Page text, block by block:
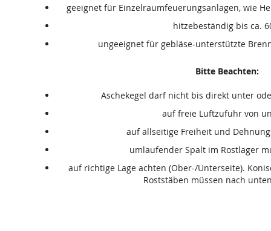
geeignet für Einzelraumfeuerungsanlagen, wie
hitzebeständig bis ca.
ungeeignet für gebläse-unterstützte
Bitte Beachten:
Aschekegel darf nicht bis direkt unter
auf freie Luftzufuhr von
auf allseitige Freiheit und
umlaufender Spalt im Rostlager
auf richtige Lage achten (Ober-/Unterseite).
Roststäben müssen nach